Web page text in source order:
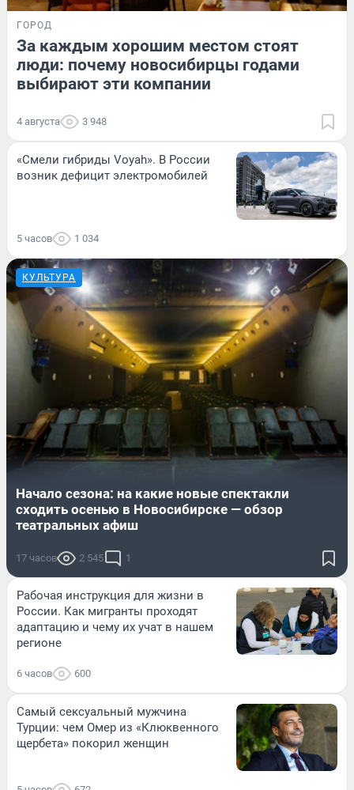
ГОРОД
За каждым хорошим местом стоят
люди: почему новосибирцы годами
выбирают эти компании
4 августа 3 948
«Смели гибриды Voyah». В России
возник дефицит электромобилей
5 часов 1 034
КУЛЬТУРА
Начало сезона: на какие новые спектакли
сходить осенью в Новосибирске — обзор
театральных афиш
17 часов 2 545 1
Рабочая инструкция для жизни в
России. Как мигранты проходят
адаптацию и чему их учат в нашем
регионе
6 часов 600
Самый сексуальный мужчина
Турции: чем Омер из «Клюквенного
щербета» покорил женщин